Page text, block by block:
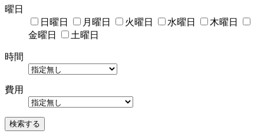
曜日
日曜日
月曜日 火曜日 水曜日
木曜日
金曜日
土曜日
時間
費用
検索する